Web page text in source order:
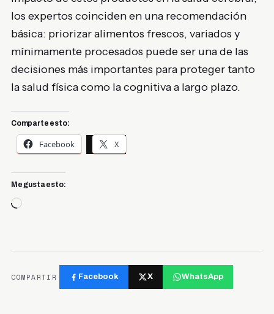
los expertos coinciden en una recomendación
básica: priorizar alimentos frescos, variados y
mínimamente procesados puede ser una de las
decisiones más importantes para proteger tanto
la salud física como la cognitiva a largo plazo.
Comparte esto:
Facebook X
Me gusta esto:
Cargando...
COMPARTIR Facebook X WhatsApp